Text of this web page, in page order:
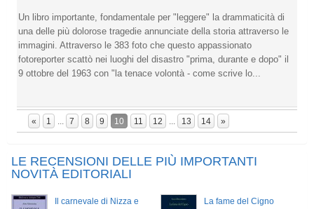
Un libro importante, fondamentale per "leggere" la drammaticità di
una delle più dolorose tragedie annunciate della storia attraverso le
immagini. Attraverso le 383 foto che questo appassionato
fotoreporter scattò nei luoghi del disastro "prima, durante e dopo" il
9 ottobre del 1963 con "la tenace volontà - come scrive lo...
« 1 7 8 9 10 11 12 13 14 »
LE RECENSIONI DELLE PIÙ IMPORTANTI
NOVITÀ EDITORIALI
Il carnevale di Nizza e
La fame del Cigno